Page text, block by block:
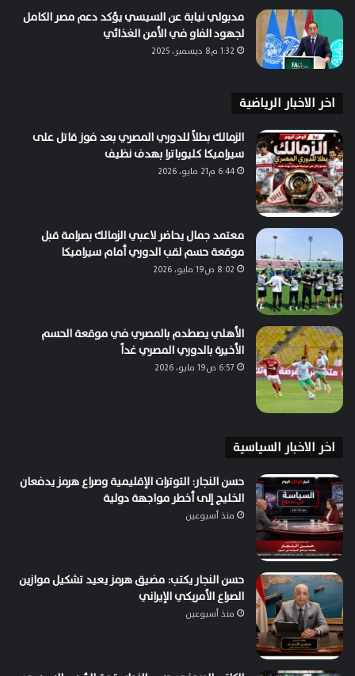
مدبولي نيابة عن السيسي يؤكد دعم مصر الكامل
لجهود الفاو في الأمن الغذائي
1:32 م8 ديسمبر، 2025
اخر الاخبار الرياضية
الزمالك بطلاً للدوري المصري بعد فوز قاتل على
سيراميكا كليوباترا بهدف نظيف
6:44 م21 مايو، 2026
معتمد جمال يحاضر لاعبي الزمالك بصرامة قبل
موقعة حسم لقب الدوري أمام سيراميكا
8:02 ص19 مايو، 2026
الأهلي يصطدم بالمصري في موقعة الحسم
الأخيرة بالدوري المصري غداً
6:57 ص19 مايو، 2026
اخر الاخبار السياسية
حسن النجار: التوترات الإقليمية وصراع هرمز يدفعان
الخليج إلى أخطر مواجهة دولية
منذ أسبوعين
حسن النجار يكتب: مضيق هرمز يعيد تشكيل موازين
الصراع الأمريكي الإيراني
منذ أسبوعين